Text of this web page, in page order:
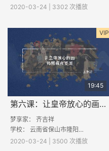
2020-03-24 | 3302 次播放
VIP
19:45
第六课：让皇帝放心的画-韩熙载夜宴图
梦享家： 齐吉祥
学校： 云南省保山市隆阳区河图中学
2020-03-24 | 3500 次播放